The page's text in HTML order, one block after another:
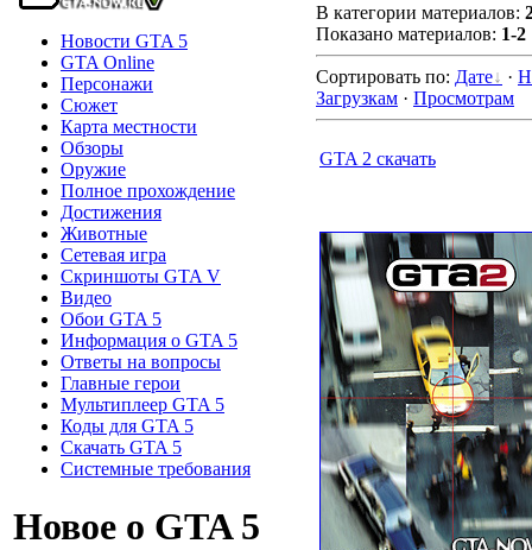
Новости GTA 5
GTA Online
Персонажи
Сюжет
Карта местности
Обзоры
Оружие
Полное прохождение
Достижения
Животные
Сетевая игра
Скриншоты GTA V
Видео
Обои GTA 5
Информация о GTA 5
Ответы на вопросы
Главные герои
Мультиплеер GTA 5
Коды для GTA 5
Скачать GTA 5
Системные требования
Новое о GTA 5
В категории материалов:
Показано материалов: 1-2
Сортировать по: Дате ·
Загрузкам · Просмотрам
GTA 2 скачать